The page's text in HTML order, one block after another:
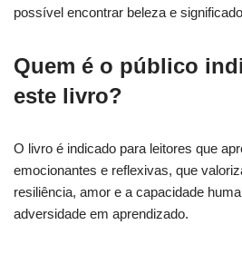
possível encontrar beleza e
Quem é o público
este livro?
O livro é indicado para leitores que
emocionantes e reflexivas, que
resiliência, amor e a capacidade
adversidade em aprendizado.